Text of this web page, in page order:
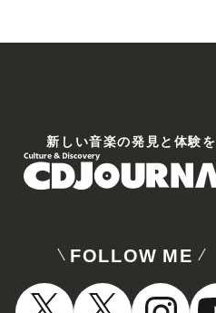
新しい⾳楽の発⾒と体験を
FOLLOW ME